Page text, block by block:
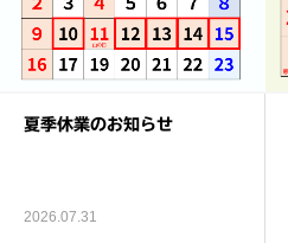
夏季休業のお知らせ
2026.07.31